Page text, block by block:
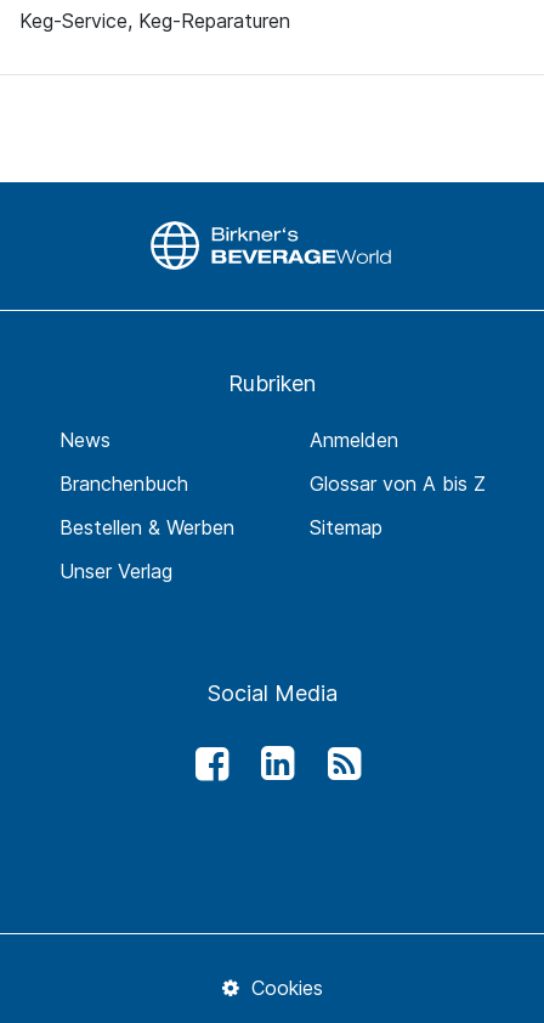
Keg-Service, Keg-Reparaturen
Rubriken
News
Branchenbuch
Bestellen & Werben
Unser Verlag
Anmelden
Glossar von A bis Z
Sitemap
Social Media
Cookies